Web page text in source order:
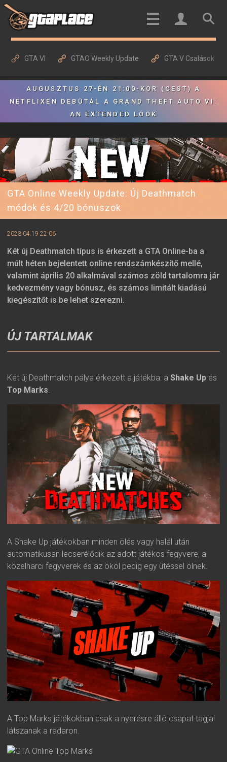
GTA VI GTAO Weekly Update GTA V Csalások
AUGUSZTUS 27-ÉN 21:00-KOR (CEST) A
NETFLIXEN DEBÜTÁL A GRAND THEFT AUTO VI:
AN EXTENDED LOOK
GTA Online Weekly Update: Új Deathmatch
módok és 4/20 bónuszok
2023.04.19 22:06
Két új Deathmatch típus is érkezett a GTA Online-ba a
múlt héten bejelentett online rendszámkészítő mellé,
valamint április 20 alkalmával számos zöld tartalomra jár
kedvezmény vagy bónusz, és számos limitált kiadású
kiegészítőt is be lehet szerezni.
ÚJ TARTALMAK
Két új Deathmatch pálya érkezett a játékba: a Shake Up és
Top Marks.
A Shake Up játékokban minden ölés vagy halál után
automatikusan lecserélődik az adott játékos fegyvere, a
közelharci fegyverek és az ököl pedig egy ütéssel ölnek.
A Top Marks játékokban csak a nyerésre álló csapat tagjai
látszanak a radaron.